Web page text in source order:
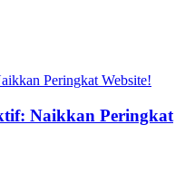
Naikkan Peringkat